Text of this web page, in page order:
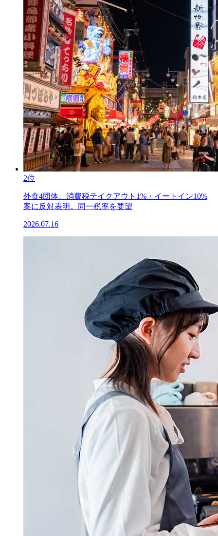
2位
外食4団体、消費税テイクアウト1%・イートイン10%
案に反対表明。同一税率を要望
2026.07.16